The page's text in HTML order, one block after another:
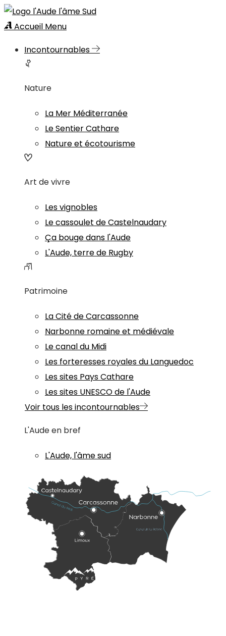
Accueil Menu
Incontournables
Nature
La Mer Méditerranée
Le Sentier Cathare
Nature et écotourisme
Art de vivre
Les vignobles
Le cassoulet de Castelnaudary
Ça bouge dans l'Aude
L'Aude, terre de Rugby
Patrimoine
La Cité de Carcassonne
Narbonne romaine et médiévale
Le canal du Midi
Les forteresses royales du Languedoc
Les sites Pays Cathare
Les sites UNESCO de l'Aude
Voir tous les incontournables
L'Aude en bref
L'Aude, l'âme sud